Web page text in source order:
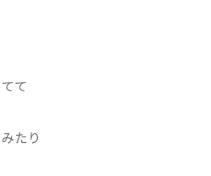
て
たり